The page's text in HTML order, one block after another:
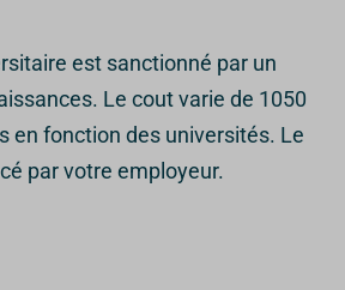
est sanctionné par un
Le cout varie de 1050
en fonction des universités. Le
par votre employeur.